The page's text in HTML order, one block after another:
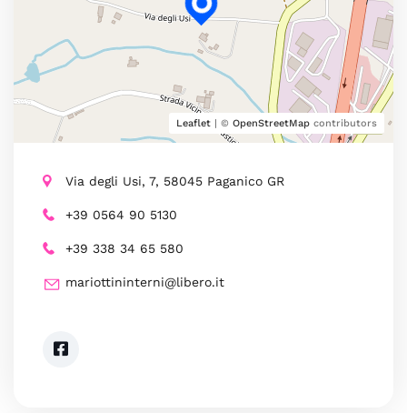
Leaflet | © OpenStreetMap contributors
Via degli Usi, 7, 58045 Paganico GR
+39 0564 90 5130
+39 338 34 65 580
mariottininterni@libero.it